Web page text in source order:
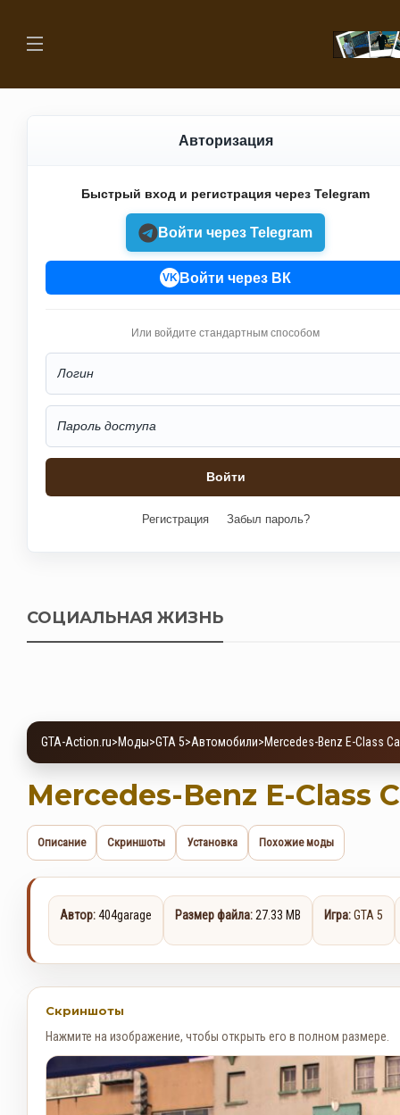
Авторизация
Быстрый вход и регистрация через Telegram
Войти через Telegram
VK Войти через ВК
Или войдите стандартным способом
Регистрация Забыл пароль?
СОЦИАЛЬНАЯ ЖИЗНЬ
GTA-Action.ru>Моды>GTA 5>Автомобили>Mercedes-Benz E-Class
Mercedes-Benz E-Class
Описание Скриншоты Установка Похожие моды
Автор:404garage Размер файла: 27.33 MB Игра:GTA 5
Скриншоты
Нажмите на изображение, чтобы открыть его в полном размере.